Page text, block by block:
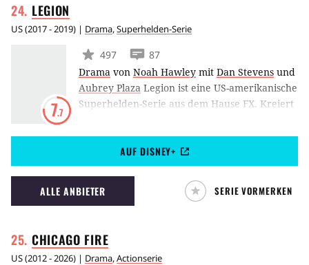
LEGION
US(2017 - 2019) | Drama,Superhelden-Serie
7.7
497
87
Drama von Noah Hawley mit Dan Stevens und
Aubrey Plaza Legion ist eine US-amerikanische
Superhelden-Serie aus dem Hause FX. Kreiert
Hawley. Die Handlung basiert auf Geschichten
und Figuren aus dem X-Men-Universum. Als
Protagonist fungiert David Haller, seines
Zeichens Sohn des legendären Charles Xavier
aka Professor X. Legion spielt sich jedoch
AUF DISNEY+
ALLE ANBIETER SERIE VORMERKEN
CHICAGO FIRE
US(2012 - 2026) | Drama,Actionserie